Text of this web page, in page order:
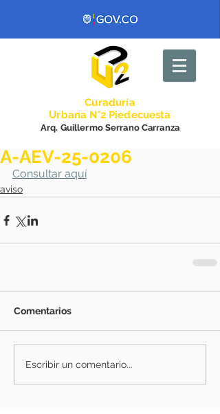
Curaduría
Urbana N°2 Piedecuesta
Arq. Guillermo Serrano Carranza
A-AEV-25-0206
Consultar aquí
aviso
Comentarios
Escribir un comentario...